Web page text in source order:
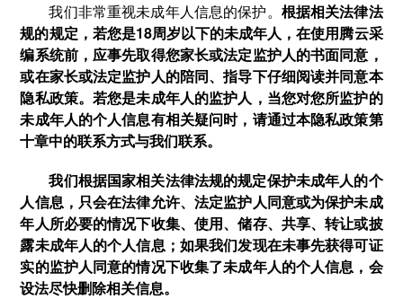
我们非常重视未成年人信息的保护。 根据相关法律法
规的规定，若您是18周岁以下的未成年人，在使用腾云采
编系统前，应事先取得您家长或法定监护人的书面同意，
或在家长或法定监护人的陪同、指导下仔细阅读并同意本
隐私政策。若您是未成年人的监护人，当您对您所监护的
未成年人的个人信息有相关疑问时，请通过本隐私政策第
十章中的联系方式与我们联系。
我们根据国家相关法律法规的规定保护未成年人的个
人信息，只会在法律允许、法定监护人同意或为保护未成
年人所必要的情况下收集、使用、储存、共享、转让或披
露未成年人的个人信息；如果我们发现在未事先获得可证
实的监护人同意的情况下收集了未成年人的个人信息，会
设法尽快删除相关信息。